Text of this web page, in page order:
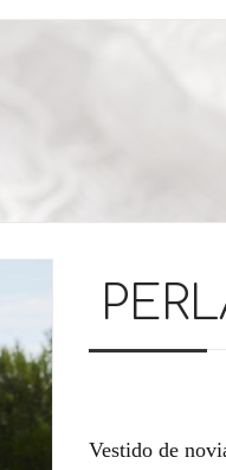
Vestido de